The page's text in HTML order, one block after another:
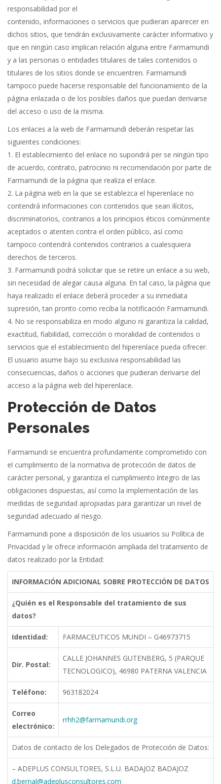
responsabilidad por el
contenido, informaciones o servicios que pudieran aparecer en
dichos sitios, que tendrán exclusivamente carácter informativo y
que en ningún caso implican relación alguna entre Farmamundi
y a las personas o entidades titulares de tales contenidos o
titulares de los sitios donde se encuentren. Farmamundi
tampoco puede hacerse responsable del funcionamiento de la
página enlazada o de los posibles daños que puedan derivarse
del acceso o uso de la misma.
Los enlaces a la web de Farmamundi deberán respetar las
siguientes condiciones:
1. El establecimiento del enlace no supondrá per se ningún tipo
de acuerdo, contrato, patrocinio ni recomendación por parte de
Farmamundi de la página que realiza el enlace.
2. La página web en la que se establezca el hiperenlace no
contendrá informaciones con contenidos que sean ilícitos,
discriminatorios, contrarios a los principios éticos comúnmente
aceptados o atenten contra el orden público, así como
tampoco contendrá contenidos contrarios a cualesquiera
derechos de terceros.
3. Farmamundi podrá solicitar que se retire un enlace a su web,
sin necesidad de alegar causa alguna. En tal caso, la página que
haya realizado el enlace deberá proceder a su inmediata
supresión, tan pronto como reciba la notificación Farmamundi.
4. No se responsabiliza en modo alguno ni garantiza la calidad,
exactitud, fiabilidad, corrección o moralidad de contenidos o
servicios que el establecimiento del hiperenlace pueda ofrecer.
El usuario asume bajo su exclusiva responsabilidad las
consecuencias, daños o acciones que pudieran derivarse del
acceso a la página web del hiperenlace.
Protección de Datos
Personales
Farmamundi se encuentra profundamente comprometido con
el cumplimiento de la normativa de protección de datos de
carácter personal, y garantiza el cumplimiento íntegro de las
obligaciones dispuestas, así como la implementación de las
medidas de seguridad apropiadas para garantizar un nivel de
seguridad adecuado al riesgo.
Farmamundi pone a disposición de los usuarios su Política de
Privacidad y le ofrece información ampliada del tratamiento de
datos realizado por la Entidad:
INFORMACIÓN ADICIONAL SOBRE PROTECCIÓN DE DATOS
¿Quién es el Responsable del tratamiento de sus
datos?
Identidad: FARMACEUTICOS MUNDI – G46973715
Dir. Postal:
CALLE JOHANNES GUTENBERG, 5 (PARQUE
TECNOLOGICO), 46980 PATERNA VALENCIA
Teléfono: 963182024
Correo
electrónico:
rrhh2@farmamundi.org
Datos de contacto de los Delegados de Protección de Datos:
– ADEPLUS CONSULTORES, S.L.U. BADAJOZ BADAJOZ
d.bernal@adeplusconsultores.com